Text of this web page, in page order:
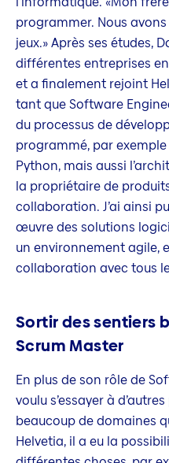
programmer. Nous
jeux.» Après ses études,
différentes entreprises
et a finalement rejoint
tant que Software
du processus de
programmé, par
Python, mais aussi
la propriétaire de
collaboration. J’ai ainsi
œuvre des solutions
un environnement agile,
collaboration avec tous
Sortir des sentiers
Scrum Master
En plus de son rôle de
voulu s’essayer à
beaucoup de domaines
Helvetia, il a eu la